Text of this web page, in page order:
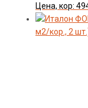
Цена, кор: